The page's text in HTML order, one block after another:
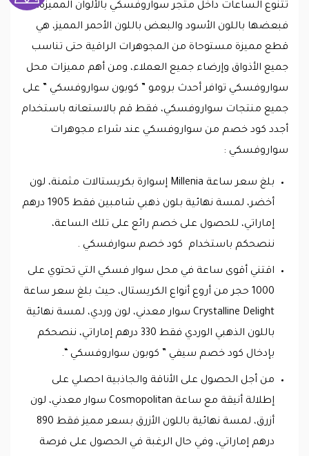
تتنوع الساعات داخل متجر سواروفسكي بالألوان المميزة،
فبعضها باللون الأسود والبعض باللون الأحمر المميز، هي
قطع مميزة مستوحاة من المجوهرات الراقية حتى تناسب
جميع الأذواق وإرضاء جميع العملاء، ومن أهم مميزات محل
سواروفسكي توافر أحدث برومو ” كوبون سواروفسكي ” على
جميع منتجات سواروفسكي، فقط قم بالاستعانه باستخدام
أجدد كود خصم من سواروفسكي عند شراء مجوهرات
سواروفسكي :
بلغ سعر ساعة Millenia إسوارة بكريستالات مثمنة، لون
أخضر، لمسة نهائية بلون ذهبي شامبين فقط 1905 درهم
إماراتي، للحصول على خصم رائع على تلك الساعة،
ننصحكم باستخدام كود خصم سوارفسكي .
اقتني أقوى ساعة في محل سوار فسكي التي تحتوي على
1000 حجر من أروع أنواع الكريستال، حيث بلغ سعر ساعة
Crystalline Delight سوار معدني، لون وردي، لمسة نهائية
باللون الذهبي الوردي فقط 330 درهم إماراتي، ننصحكم
بإدخال كود خصم سيفي ” كوبون سواروفسكي “.
من أجل الحصول على الأناقة والجاذبية احصلي على
إطلالة أنيقة مع ساعة Cosmopolitan سوار معدني، لون
أزرق، لمسة نهائية باللون الأزرق بسعر مميز فقط 890
درهم إماراتي، وفي حال الرغبة في الحصول على فرصة